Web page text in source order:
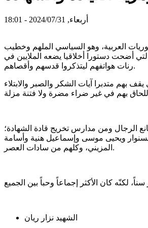
أربعاء, 2024/07/31 - 18:01
العربية، وهو السياسي الملهم وخطيب
أضحت دستورا أخلاقيا يضعه الملايين في
رنات هواتفهم ليتذكروا قدسهم وأقصاهم.
بهم متدبرا آيات الشكر والصبر والابتلاء
الرجال ومن مدارس تخريج قادة الشهادة؛
السنوار ويحيى موسى وإسماعيل هنية وأسامة
المزيني، وكلهم من سادات العصر.
الشهيد نزار ريان